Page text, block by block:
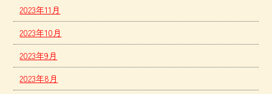
2023年11月
2023年10月
2023年9月
2023年8月